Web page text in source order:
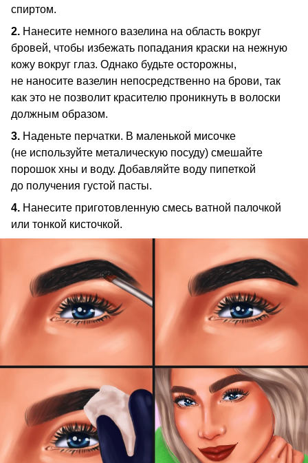
спиртом.
2. Нанесите немного вазелина на область вокруг
бровей, чтобы избежать попадания краски на нежную
кожу вокруг глаз. Однако будьте осторожны,
не наносите вазелин непосредственно на брови, так
как это не позволит красителю проникнуть в волоски
должным образом.
3. Наденьте перчатки. В маленькой мисочке
(не используйте металическую посуду) смешайте
порошок хны и воду. Добавляйте воду пипеткой
до получения густой пасты.
4. Нанесите приготовленную смесь ватной палочкой
или тонкой кисточкой.